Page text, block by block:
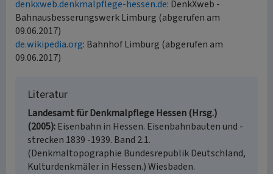
denkxweb.denkmalpflege-hessen.de: DenkXweb -
Bahnausbesserungswerk Limburg (abgerufen am
09.06.2017)
de.wikipedia.org: Bahnhof Limburg (abgerufen am
09.06.2017)
Literatur
Landesamt für Denkmalpflege Hessen (Hrsg.)
(2005) Eisenbahn in Hessen. Eisenbahnbauten und -
strecken 1839 -1939. Band 2.1.
(Denkmaltopographie Bundesrepublik Deutschland,
Kulturdenkmäler in Hessen.) Wiesbaden.